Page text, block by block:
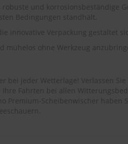
robuste und korrosionsbeständige
Bedingungen standhält.
innovative Verpackung gestaltet
mühelos ohne Werkzeug
bei jeder Wetterlage! Verlassen
Fahrten bei allen
Premium-Scheibenwischer haben